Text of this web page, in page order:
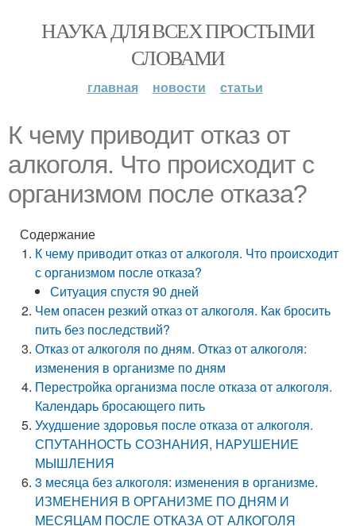
НАУКА ДЛЯ ВСЕХ ПРОСТЫМИ
СЛОВАМИ
главная новости статьи
К чему приводит отказ от
алкоголя. Что происходит с
организмом после отказа?
Содержание
К чему приводит отказ от алкоголя. Что происходит
с организмом после отказа?
Ситуация спустя 90 дней
Чем опасен резкий отказ от алкоголя. Как бросить
пить без последствий?
Отказ от алкоголя по дням. Отказ от алкоголя:
изменения в организме по дням
Перестройка организма после отказа от алкоголя.
Календарь бросающего пить
Ухудшение здоровья после отказа от алкоголя.
СПУТАННОСТЬ СОЗНАНИЯ, НАРУШЕНИЕ
МЫШЛЕНИЯ
3 месяца без алкоголя: изменения в организме.
ИЗМЕНЕНИЯ В ОРГАНИЗМЕ ПО ДНЯМ И
МЕСЯЦАМ ПОСЛЕ ОТКАЗА ОТ АЛКОГОЛЯ